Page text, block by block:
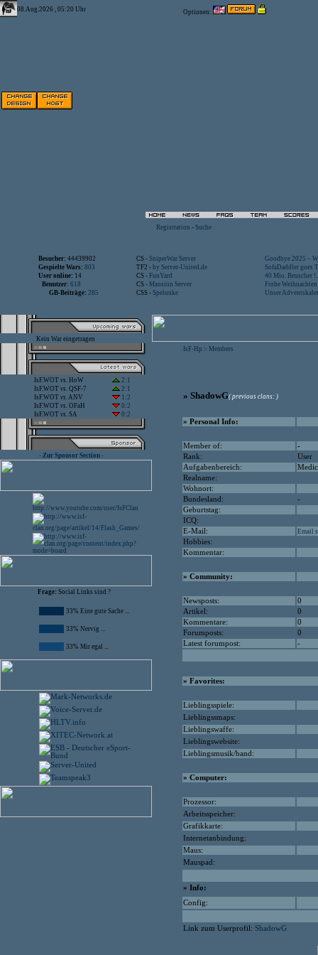
08.Aug.2026 , 05:20 Uhr Optionen:
Registration - Suche
Besucher: 44439902 CS - SniperWar Server
Goodbye 2025 –
Gespielte Wars: 803 TF2 - by Server-United.de
SofaDaddler goes
User online: 14 CS - FunYard
40 Mio. Beuscher
Benutzer: 618 CS - Mansion Server
Frohe
GB-Beiträge: 285 CSS - Spelunke Unser
Kein War eingetragen
IsF.WOT vs. HoW
2:1
IsF.WOT vs. QSF-7
2:1
IsF.WOT vs.ANV
1:2
IsF.WOT vs. OFaH
0:2
IsF.WOT vs. SA 0:2
- Zur Sponsor Section -
Frage: Social Links sind ?
33% Eine gute Sache ...
33% Nervig ...
33% Mir egal ...
IsF-Hp > Members
» ShadowG( previous clans: )
» Personal Info:
Member of:
-
Rank:
User
Aufgabenbereich:
Realname:
Wohnort:
Bundesland:
-
Geburtstag:
ICQ:
E-Mail:
Email
Hobbies:
Kommentar:
» Community:
Newsposts:
0
Artikel:
0
Kommentare:
0
Forumposts:
0
Latest forumpost:
-
» Favorites:
Lieblingsspiele:
Lieblingssmaps:
Lieblingswaffe:
Lieblingswebsite:
Lieblingsmusik/band:
» Computer:
Prozessor:
Arbeitsspeicher:
Grafikkarte:
Internetanbindung:
Maus:
Mauspad:
» Info:
Config:
Link zum Userprofil: ShadowG